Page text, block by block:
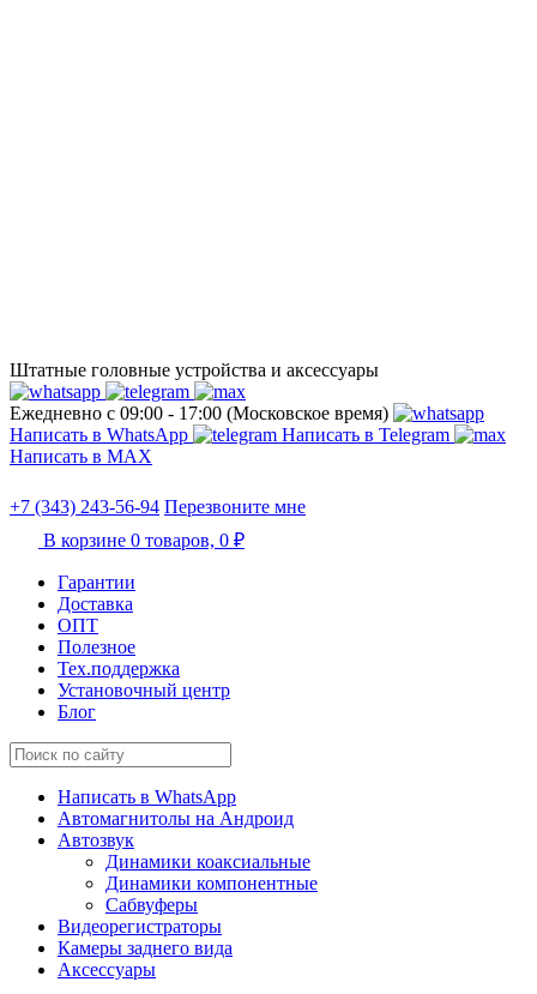
Штатные головные устройства и аксессуары
Ежедневно с 09:00 - 17:00 (Московское время)
Написать в WhatsApp
Написать в Telegram
Написать в МАХ
+7 (343) 243-56-94 Перезвоните мне
В корзине 0 товаров, 0 ₽
Гарантии
Доставка
ОПТ
Полезное
Тех.поддержка
Установочный центр
Блог
Написать в WhatsApp
Автомагнитолы на Андроид
Автозвук
Динамики коаксиальные
Динамики компонентные
Сабвуферы
Видеорегистраторы
Камеры заднего вида
Аксессуары